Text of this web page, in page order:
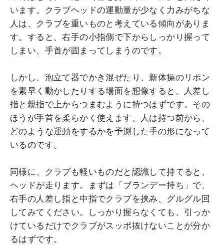
います。クラブヘッドの運動量が少なく力みがちな
人は、クラブを重いものと考えている傾向がありま
す。すると、右手の小指側で下からしっかり握って
しまい、手首が固まってしまうのです。
しかし、泡立て器でかき混ぜたり、新体操のリボン
を素早く動かしたりする場面を想像すると、人差し
指と親指で上からつまむように持つはずです。その
ほうが手首を柔らかく使えます。人は持つ前から、
どのような運動をするかを予測した手の形になって
いるのです。
同様に、クラブも軽いものだと認識して持てると、
ヘッドが走ります。まずは「ブランデー持ち」で、
右手の人差し指と中指でクラブを挟み、グルグル回
してみてください。しっかり握らなくても、引っか
けているだけでクラブがスッポ抜けないことが分か
るはずです。